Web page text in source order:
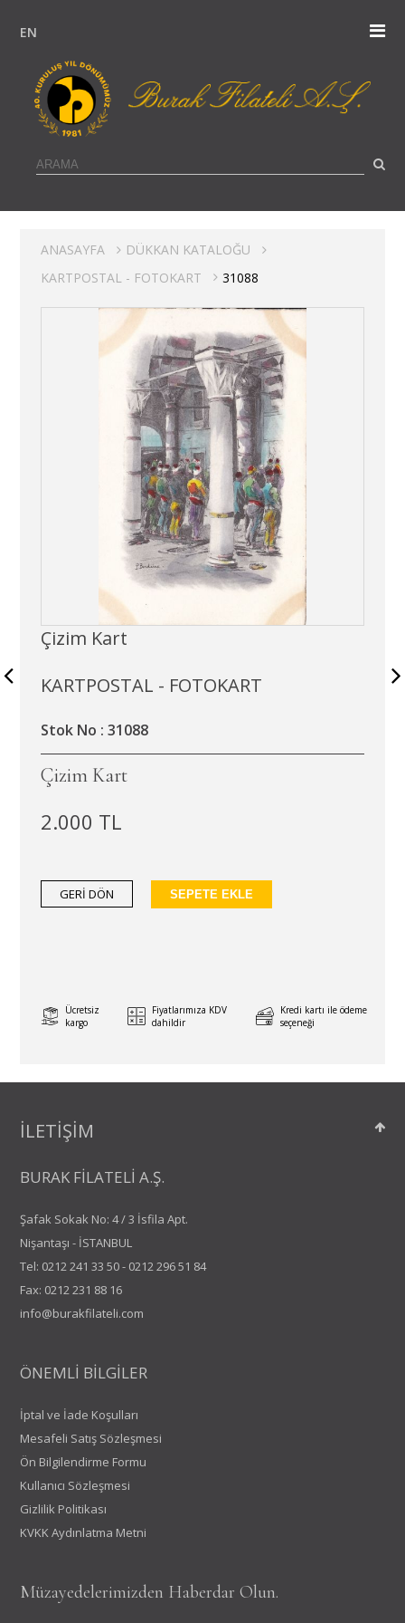
EN
ANASAYFA
DÜKKAN KATALOĞU
KARTPOSTAL - FOTOKART
31088
Çizim Kart
KARTPOSTAL - FOTOKART
Stok No : 31088
Çizim Kart
2.000 TL
GERİ DÖN SEPETE EKLE
Ücretsiz
kargo
Fiyatlarımıza KDV
dahildir
Kredi kartı ile ödeme
seçeneği
İLETİŞİM
BURAK FİLATELİ A.Ş.
Şafak Sokak No: 4 / 3 İsfila Apt.
Nişantaşı - İSTANBUL
Tel: 0212 241 33 50- 0212 296 51 84
Fax: 0212 231 88 16
info@burakfilateli.com
ÖNEMLİ BİLGİLER
İptal ve İade Koşulları
Mesafeli Satış Sözleşmesi
Ön Bilgilendirme Formu
Kullanıcı Sözleşmesi
Gizlilik Politikası
KVKK Aydınlatma Metni
Müzayedelerimizden Haberdar Olun.